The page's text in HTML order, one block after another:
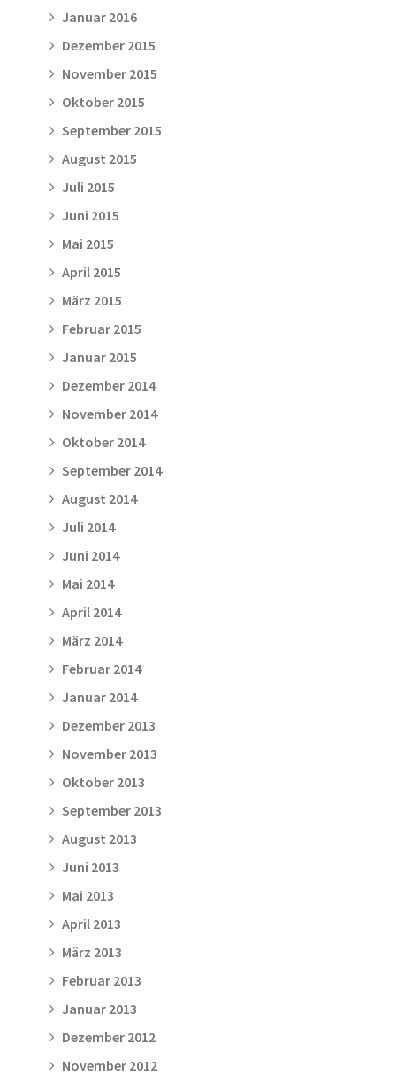
Januar 2016
Dezember 2015
November 2015
Oktober 2015
September 2015
August 2015
Juli 2015
Juni 2015
Mai 2015
April 2015
März 2015
Februar 2015
Januar 2015
Dezember 2014
November 2014
Oktober 2014
September 2014
August 2014
Juli 2014
Juni 2014
Mai 2014
April 2014
März 2014
Februar 2014
Januar 2014
Dezember 2013
November 2013
Oktober 2013
September 2013
August 2013
Juni 2013
Mai 2013
April 2013
März 2013
Februar 2013
Januar 2013
Dezember 2012
November 2012